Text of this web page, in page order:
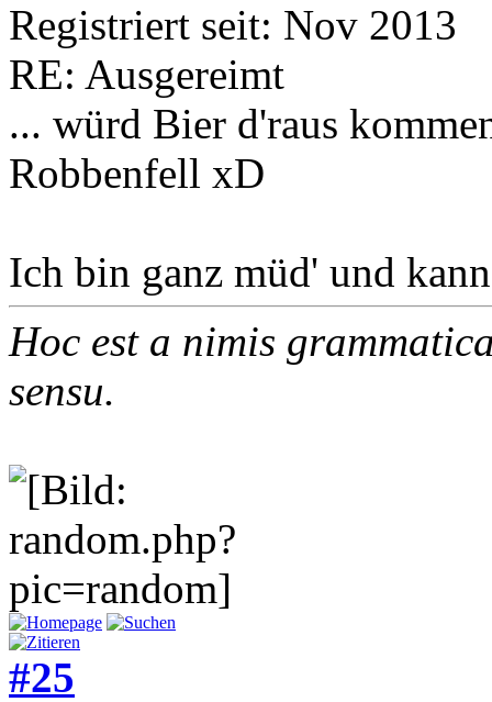
Registriert seit: Nov 2013
RE: Ausgereimt
... würd Bier d'raus
Robbenfell xD
Ich bin ganz müd' und
Hoc est a nimis
sensu.
#25